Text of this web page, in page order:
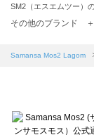
SM2（エスエムツー）
TSUHARU by
Samansa Mos2 blue（
sō4ū（ソウフォーユー
Te chichi（テチチ）の
Te chichi CLASSIC（
その他のブランド ＋
Samansa Mos2 Lagom